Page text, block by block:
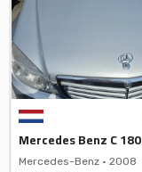
Mercedes Benz C 180
Mercedes-Benz • 2008